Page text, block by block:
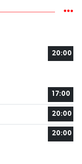
20:00
17:00
20:00
20:00